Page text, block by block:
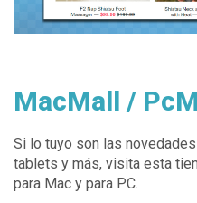
MacMall /
Si lo tuyo son las
tablets y más, visita esta
para Mac y para PC.